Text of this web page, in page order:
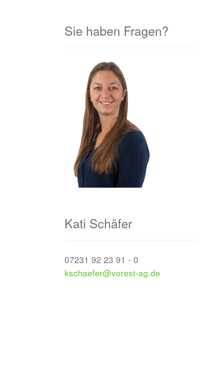
Sie haben Fragen?
Kati Schäfer
07231 92 23 91 - 0
kschaefer@vorest-ag.de